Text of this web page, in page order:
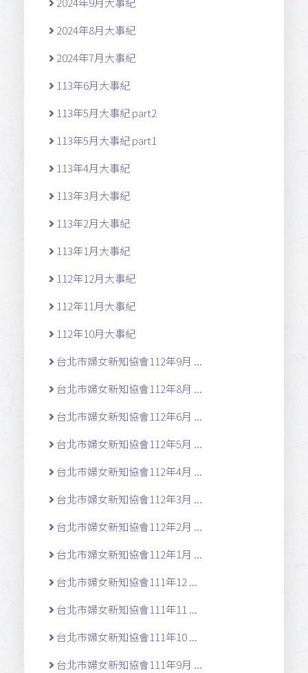
2024年8月大事紀
2024年7月大事紀
113年6月大事紀
113年5月大事紀 part2
113年5月大事紀 part1
113年4月大事紀
113年3月大事紀
113年2月大事紀
113年1月大事紀
112年12月大事紀
112年11月大事紀
112年10月大事紀
台北市婦女新知協會112年9月 ...
台北市婦女新知協會112年8月 ...
台北市婦女新知協會112年6月 ...
台北市婦女新知協會112年5月 ...
台北市婦女新知協會112年4月 ...
台北市婦女新知協會112年3月 ...
台北市婦女新知協會112年2月 ...
台北市婦女新知協會112年1月 ...
台北市婦女新知協會111年12 ...
台北市婦女新知協會111年11 ...
台北市婦女新知協會111年10 ...
台北市婦女新知協會111年9月 ...